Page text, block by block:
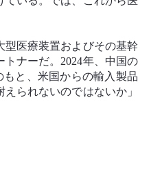
医療装置およびその基幹
ナーだ。2024年、中国の
と、米国からの輸入製品
られないのではないか」